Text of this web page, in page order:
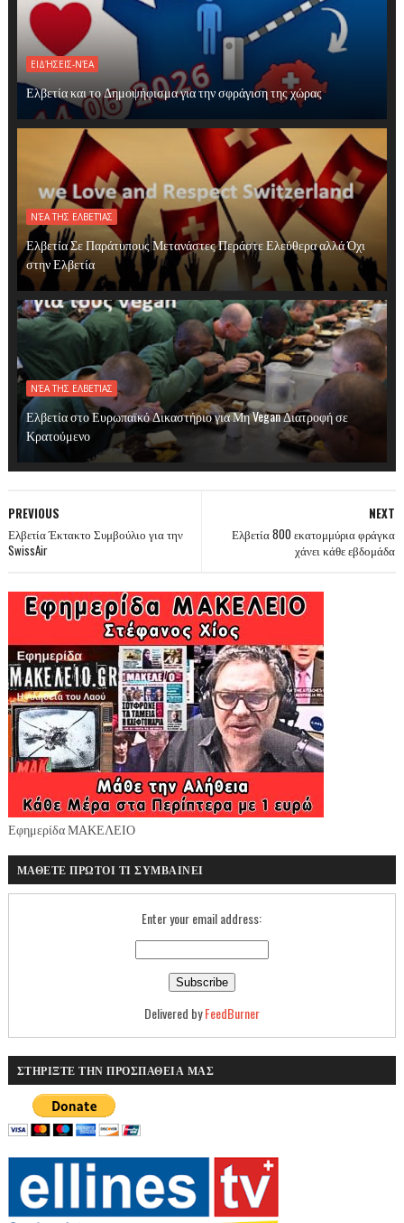
ΕΙΔΉΣΕΙΣ-ΝΈΑ
Ελβετία και το Δημοψήφισμα για την σφράγιση της χώρας
ΝΈΑ ΤΗΣ ΕΛΒΕΤΊΑΣ
Ελβετία Σε Παράτυπους Μετανάστες Περάστε Ελεύθερα αλλά Όχι
στην Ελβετία
ΝΈΑ ΤΗΣ ΕΛΒΕΤΊΑΣ
Ελβετία στο Ευρωπαϊκό Δικαστήριο για Μη Vegan Διατροφή σε
Κρατούμενο
NEXT
Ελβετία 800 εκατομμύρια φράγκα
χάνει κάθε εβδομάδα
PREVIOUS
Ελβετία Έκτακτο Συμβούλιο για την
SwissAir
Εφημερίδα ΜΑΚΕΛΕΙΟ
ΜΑΘΕΤΕ ΠΡΩΤΟΙ ΤΙ ΣΥΜΒΑΙΝΕΙ
Enter your email address:
Delivered byFeedBurner
ΣΤΗΡΙΞΤΕ ΤΗΝ ΠΡΟΣΠΑΘΕΙΑ ΜΑΣ